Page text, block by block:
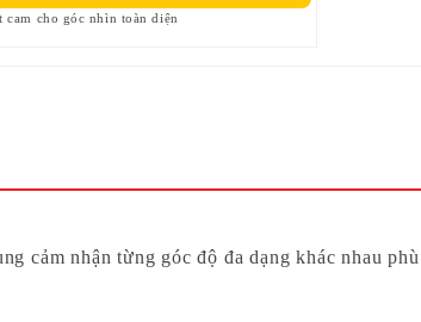
cam cho góc nhìn toàn diện
cảm nhận từng góc độ đa dạng khác nhau